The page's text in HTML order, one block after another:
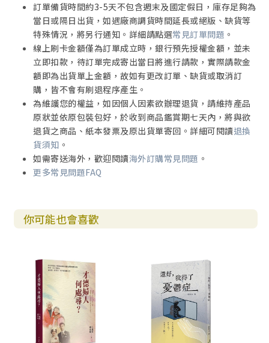
訂單備貨時間約3-5天不包含週末及國定假日，庫存足夠為
當日或隔日出貨，如遇廠商調貨時間延長或絕版、缺貨等
特殊情況，將另行通知。詳細請點選常見訂單問題 。
線上刷卡金額僅為訂單成立時，銀行預先授權金額，並未
立即扣款，待訂單完成寄出當日將進行請款，實際請款金
額即為出貨單上金額，故如有更改訂單、缺貨或取消訂
購，皆不會有刷退程序產生。
為維護您的權益，如因個人因素欲辦理退貨，請維持產品
原狀並依原包裝包好，於收到商品鑑賞期七天內，將與欲
退貨之商品、紙本發票及原出貨單寄回。詳細可閱讀退換
貨須知 。
如需寄送海外，歡迎閱讀海外訂購常見問題 。
更多常見問題FAQ
你可能也會喜歡